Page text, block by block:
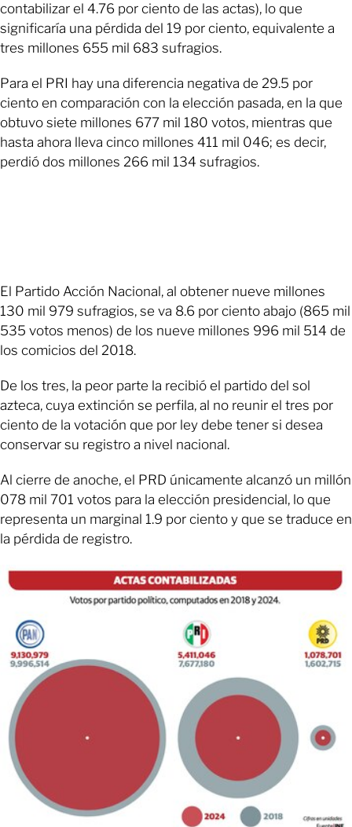
contabilizar el 4.76 por ciento de las actas), lo que
significaría una pérdida del 19 por ciento, equivalente a
tres millones 655 mil 683 sufragios.
Para el PRI hay una diferencia negativa de 29.5 por
ciento en comparación con la elección pasada, en la que
obtuvo siete millones 677 mil 180 votos, mientras que
hasta ahora lleva cinco millones 411 mil 046; es decir,
perdió dos millones 266 mil 134 sufragios.
El Partido Acción Nacional, al obtener nueve millones
130 mil 979 sufragios, se va 8.6 por ciento abajo (865 mil
535 votos menos) de los nueve millones 996 mil 514 de
los comicios del 2018.
De los tres, la peor parte la recibió el partido del sol
azteca, cuya extinción se perfila, al no reunir el tres por
ciento de la votación que por ley debe tener si desea
conservar su registro a nivel nacional.
Al cierre de anoche, el PRD únicamente alcanzó un millón
078 mil 701 votos para la elección presidencial, lo que
representa un marginal 1.9 por ciento y que se traduce en
la pérdida de registro.